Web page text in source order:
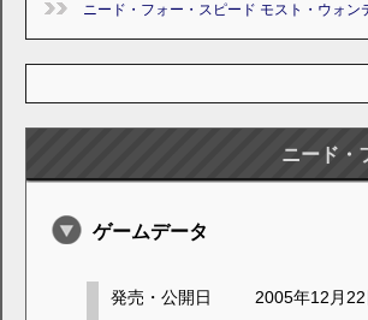
ニード・フォー・スピード モスト・ウォン
ニード・
ゲームデータ
発売・公開日
2005年12月22